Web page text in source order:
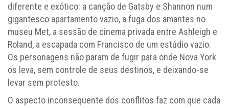
diferente e exótico: a canção de Gatsby e Shannon num
gigantesco apartamento vazio, a fuga dos amantes no
museu Met, a sessão de cinema privada entre Ashleigh e
Roland, a escapada com Francisco de um estúdio vazio.
Os personagens não param de fugir para onde Nova York
os leva, sem controle de seus destinos, e deixando-se
levar sem protesto.
O aspecto inconsequente dos conflitos faz com que cada